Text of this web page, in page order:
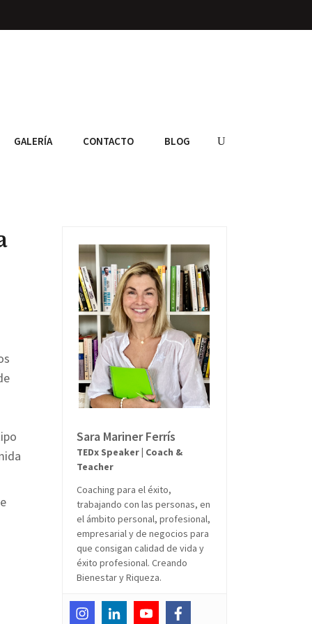
GALERÍA CONTACTO BLOG
Sara Mariner Ferrís
TEDx Speaker | Coach &
Teacher
Coaching para el éxito,
trabajando con las personas, en
el ámbito personal, profesional,
empresarial y de negocios para
que consigan calidad de vida y
éxito profesional. Creando
Bienestar y Riqueza.